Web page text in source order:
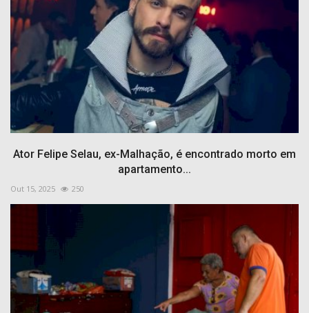
Ator Felipe Selau, ex-Malhação, é encontrado morto em
apartamento...
Out 15, 2025 250